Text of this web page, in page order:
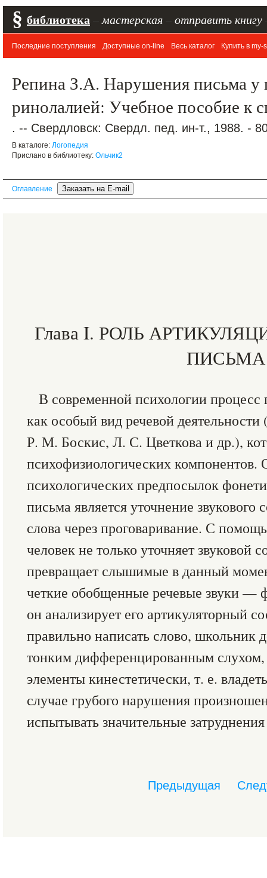
§ библиотека мастерская отправить книгу
Последние поступления Доступные on-line Весь каталог Купить в my-
Репина З.А. Нарушения письма у
ринолалией: Учебное пособие к
. -- Свердловск: Свердл. пед. ин-т., 1988. -
В каталоге: Логопедия
Прислано в библиотеку: Ольчик2
Оглавление
Глава I. РОЛЬ
ПИСЬМА
В современной психологии процесс
как особый вид речевой
Р. М. Боскис, Л. С. Цветкова и др.),
психофизиологических компонентов.
психологических предпосылок
письма является уточнение звукового
слова через проговаривание. С
человек не только уточняет звуковой
превращает слышимые в данный
четкие обобщенные речевые звуки —
он анализирует его артикуляторный
правильно написать слово, школьник
тонким дифференцированным слухом,
элементы кинестетически, т. е.
случае грубого нарушения
испытывать значительные
Предыдущая